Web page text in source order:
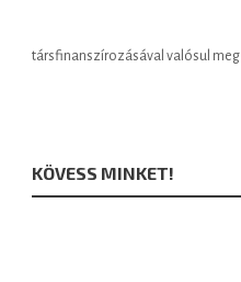
társfinanszírozásával valósul meg
KÖVESS MINKET!